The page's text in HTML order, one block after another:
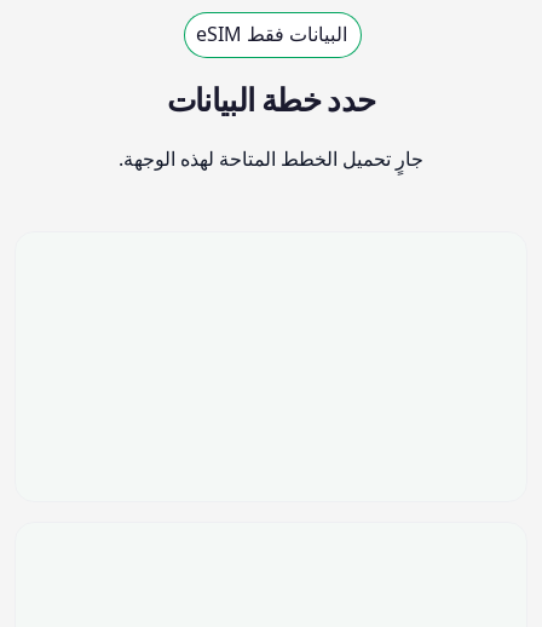
البيانات فقط eSIM
حدد خطة البيانات
جارٍ تحميل الخطط المتاحة لهذه الوجهة.